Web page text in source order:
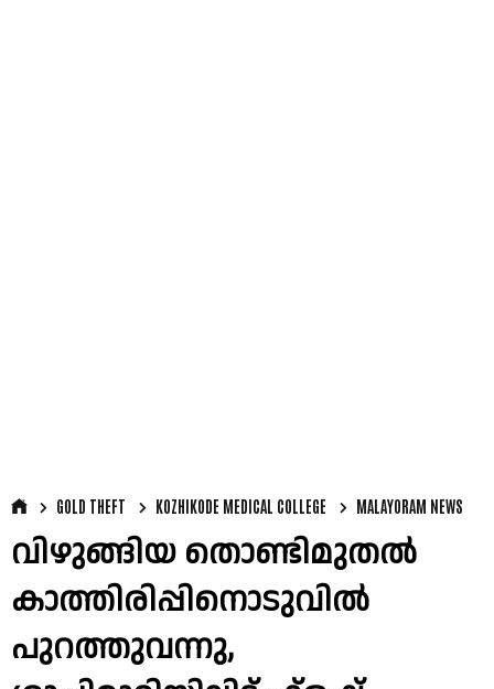
GOLD THEFT KOZHIKODE MEDICAL COLLEGE MALAYORAM NEWS
വിഴുങ്ങിയ തൊണ്ടിമുതൽ
കാത്തിരിപ്പിനൊടുവിൽ
പുറത്തുവന്നു,